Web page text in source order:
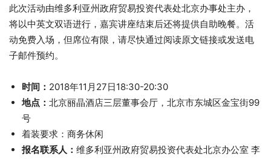
此次活动由维多利亚州政府贸易投资代表处北京办事处主办，
将以中英文双语进行，嘉宾讲座结束后还将提供自助晚餐。活
动免费入场，但席位有限，请尽快通过阅读原文链接或发送电
子邮件预约。
时间： 2018年11月27日18:30-20:30
地点： 北京丽晶酒店三层董事会厅，北京市东城区金宝街99
号
着装要求：商务休闲
报名联系人： 维多利亚州政府贸易投资代表处北京办公室 李